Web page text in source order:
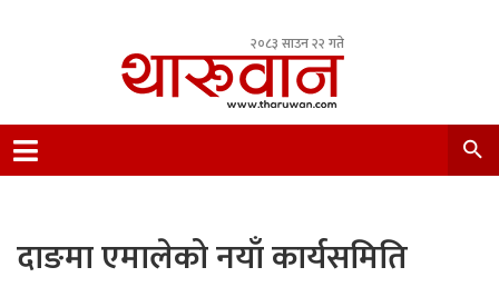
२०८३ साउन २२ गते
Nepal.
दाङमा एमालेको नयाँ कार्यसमिति